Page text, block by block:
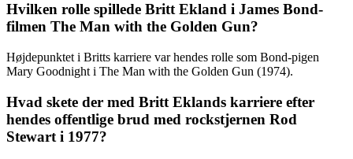
Hvilken rolle spillede Britt Ekland i James Bond-
filmen The Man with the Golden Gun?
Højdepunktet i Britts karriere var hendes rolle som Bond-pigen
Mary Goodnight i The Man with the Golden Gun (1974).
Hvad skete der med Britt Eklands karriere efter
hendes offentlige brud med rockstjernen Rod
Stewart i 1977?